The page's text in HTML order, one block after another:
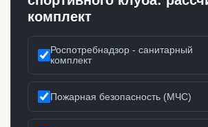
комплект
Роспотребнадзор - санитарный
комплект
Пожарная безопасность (МЧС)